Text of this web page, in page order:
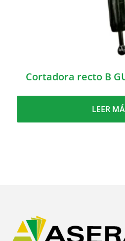
Cortadora recto B
LEER